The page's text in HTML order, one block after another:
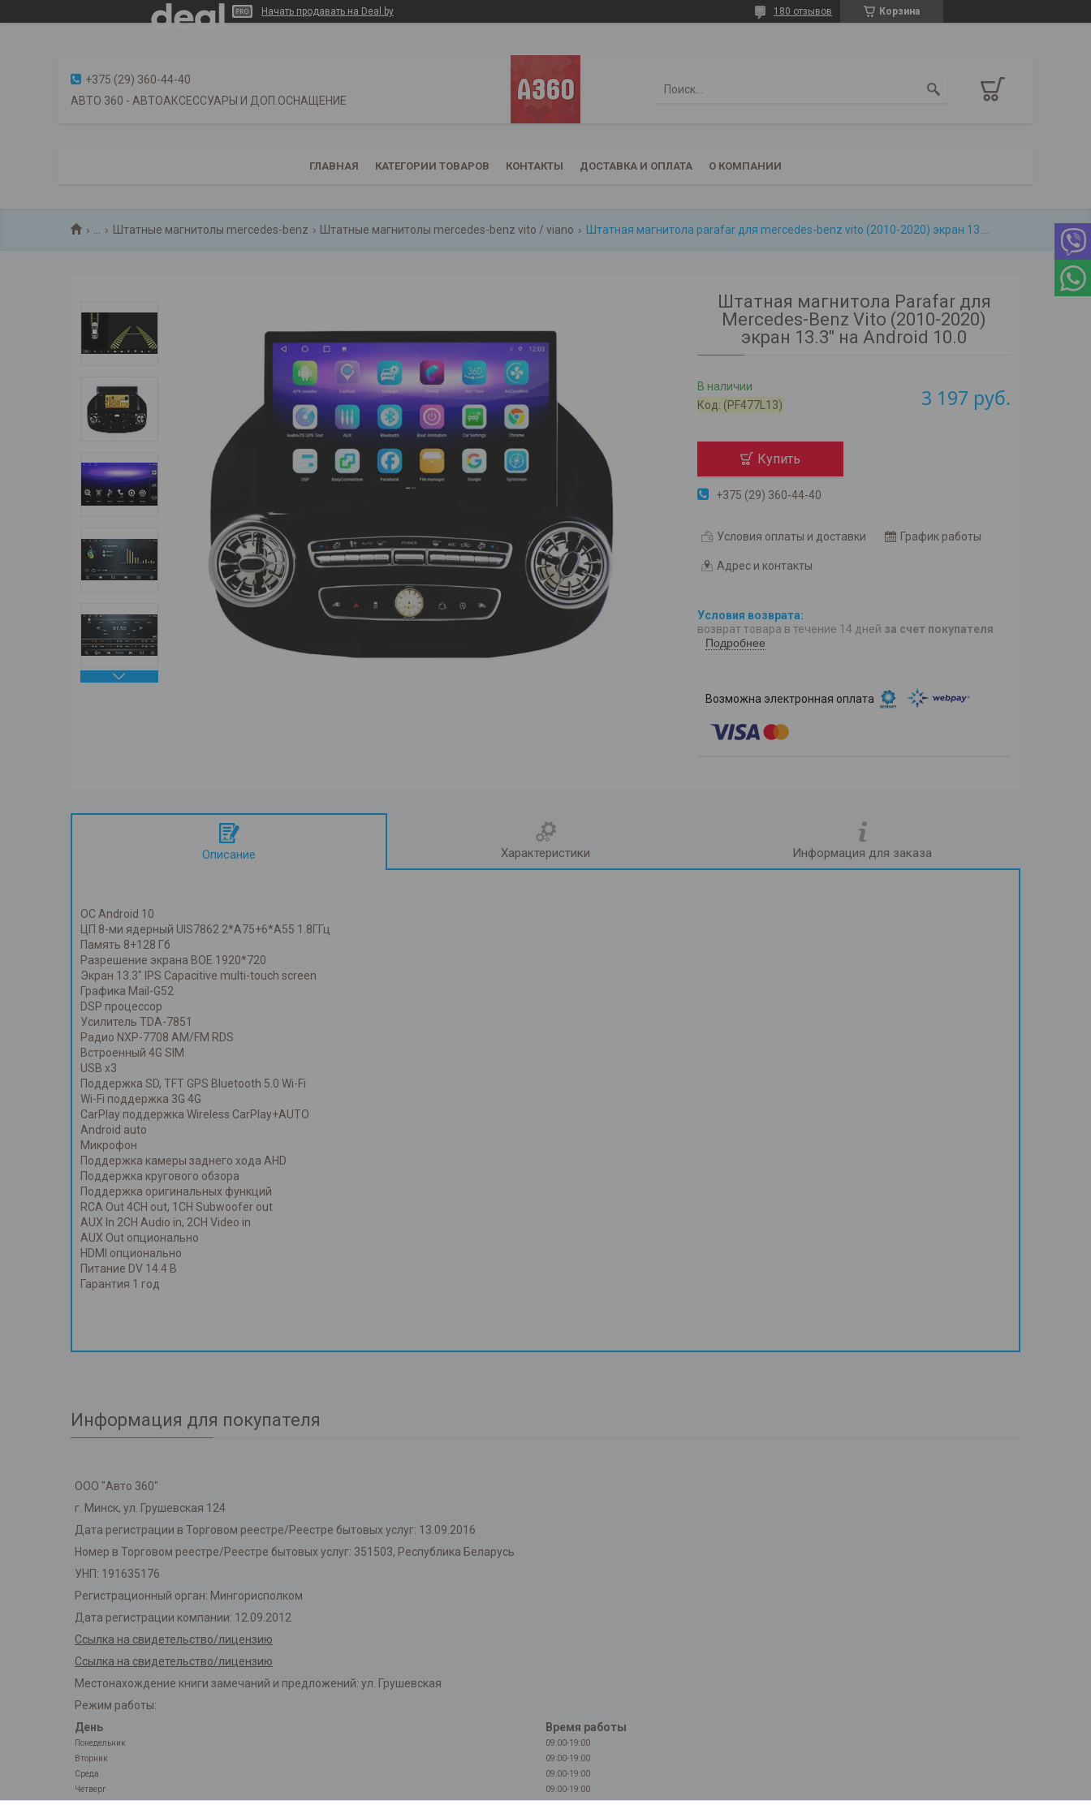
Начать продавать на Deal.by Корзина
180 отзывов
+375 (29) 360-44-40
АВТО 360 - АВТОАКСЕССУАРЫ И ДОП.ОСНАЩЕНИЕ
ГЛАВНАЯ КАТЕГОРИИ ТОВАРОВ КОНТАКТЫ ДОСТАВКА И ОПЛАТА О КОМПАНИИ
Штатные магнитолы mercedes-benz Штатные магнитолы mercedes-benz vito / viano
Штатная магнитола Parafar для
Mercedes-Benz Vito (2010-2020)
экран 13.3" на Android 10.0
В наличии
Код: (PF477L13) 3 197 руб.
Купить
+375 (29) 360-44-40
Условия оплаты и доставки График работы
Адрес и контакты
возврат товара в течение 14 дней за счет покупателя
Подробнее
Описание Характеристики Информация для заказа
ОС Android 10
ЦП 8-ми ядерный UIS7862 2*A75+6*A55 1.8ГГц
Память 8+128 Гб
Разрешение экрана BOE 1920*720
Экран 13.3" IPS Capacitive multi-touch screen
Графика Mail-G52
DSP процессор
Усилитель TDA-7851
Радио NXP-7708 AM/FM RDS
Встроенный 4G SIM
USB х3
Поддержка SD, TFT GPS Bluetooth 5.0 Wi-Fi
Wi-Fi поддержка 3G 4G
CarPlay поддержка Wireless CarPlay+AUTO
Android auto
Микрофон
Поддержка камеры заднего хода AHD
Поддержка кругового обзора
Поддержка оригинальных функций
RCA Out 4CH out, 1CH Subwoofer out
AUX In 2CH Audio in, 2CH Video in
AUX Out опционально
HDMI опционально
Питание DV 14.4 В
Гарантия 1 год
Информация для покупателя
ООО "Авто 360"
г. Минск, ул. Грушевская 124
Дата регистрации в Торговом реестре/Реестре бытовых услуг: 13.09.2016
Номер в Торговом реестре/Реестре бытовых услуг: 351503, Республика Беларусь
УНП: 191635176
Регистрационный орган: Мингорисполком
Дата регистрации компании: 12.09.2012
Ссылка на свидетельство/лицензию
Ссылка на свидетельство/лицензию
Местонахождение книги замечаний и предложений: ул. Грушевская
Режим работы:
День
Время работы
Понедельник
09:00-19:00
Вторник
09:00-19:00
Среда
09:00-19:00
Четверг
09:00-19:00